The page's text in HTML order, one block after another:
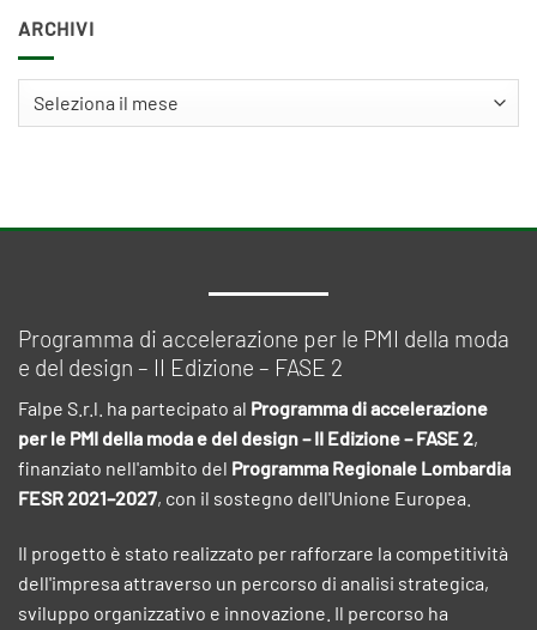
ARCHIVI
Programma di accelerazione per le PMI della moda
e del design – II Edizione – FASE 2
Falpe S.r.l. ha partecipato al Programma di accelerazione
per le PMI della moda e del design – II Edizione – FASE 2,
finanziato nell'ambito del Programma Regionale Lombardia
FESR 2021–2027, con il sostegno dell'Unione Europea.
Il progetto è stato realizzato per rafforzare la competitività
dell'impresa attraverso un percorso di analisi strategica,
sviluppo organizzativo e innovazione. Il percorso ha